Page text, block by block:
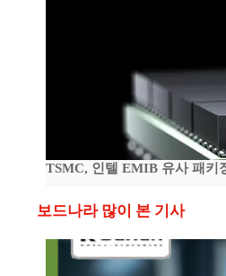
TSMC, 인텔 EMIB 유사 패키
보드나라 많이 본 기사